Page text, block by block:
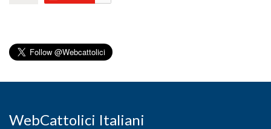
WebCattolici Italiani